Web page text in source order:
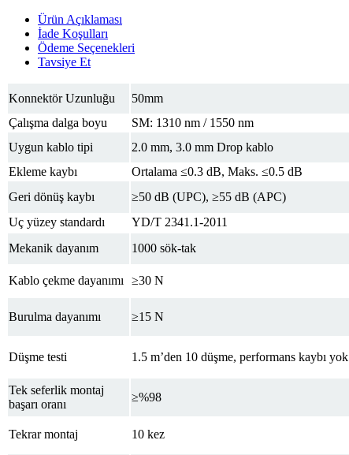
Ürün Açıklaması
İade Koşulları
Ödeme Seçenekleri
Tavsiye Et
Konnektör Uzunluğu
50mm
Çalışma dalga boyu
SM: 1310 nm / 1550 nm
Uygun kablo tipi
2.0 mm, 3.0 mm Drop kablo
Ekleme kaybı
Ortalama ≤0.3 dB, Maks. ≤0.5 dB
Geri dönüş kaybı
≥50 dB (UPC), ≥55 dB (APC)
Uç yüzey standardı
YD/T 2341.1-2011
Mekanik dayanım
1000 sök-tak
Kablo çekme dayanımı ≥30 N
Burulma dayanımı ≥15 N
Düşme testi 1.5 m’den 10 düşme, performans kaybı yok
Tek seferlik montaj
başarı oranı
≥%98
Tekrar montaj 10 kez